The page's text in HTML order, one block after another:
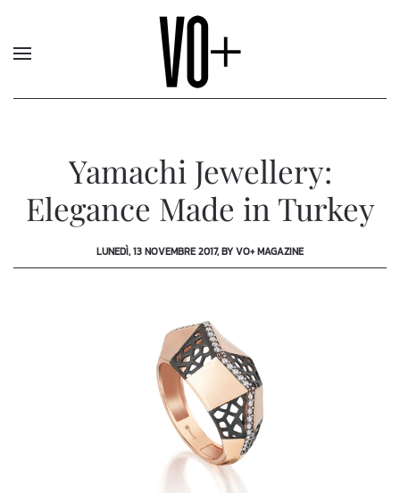
Yamachi Jewellery:
Elegance Made in Turkey
LUNEDÌ, 13 NOVEMBRE 2017, BY VO+ MAGAZINE